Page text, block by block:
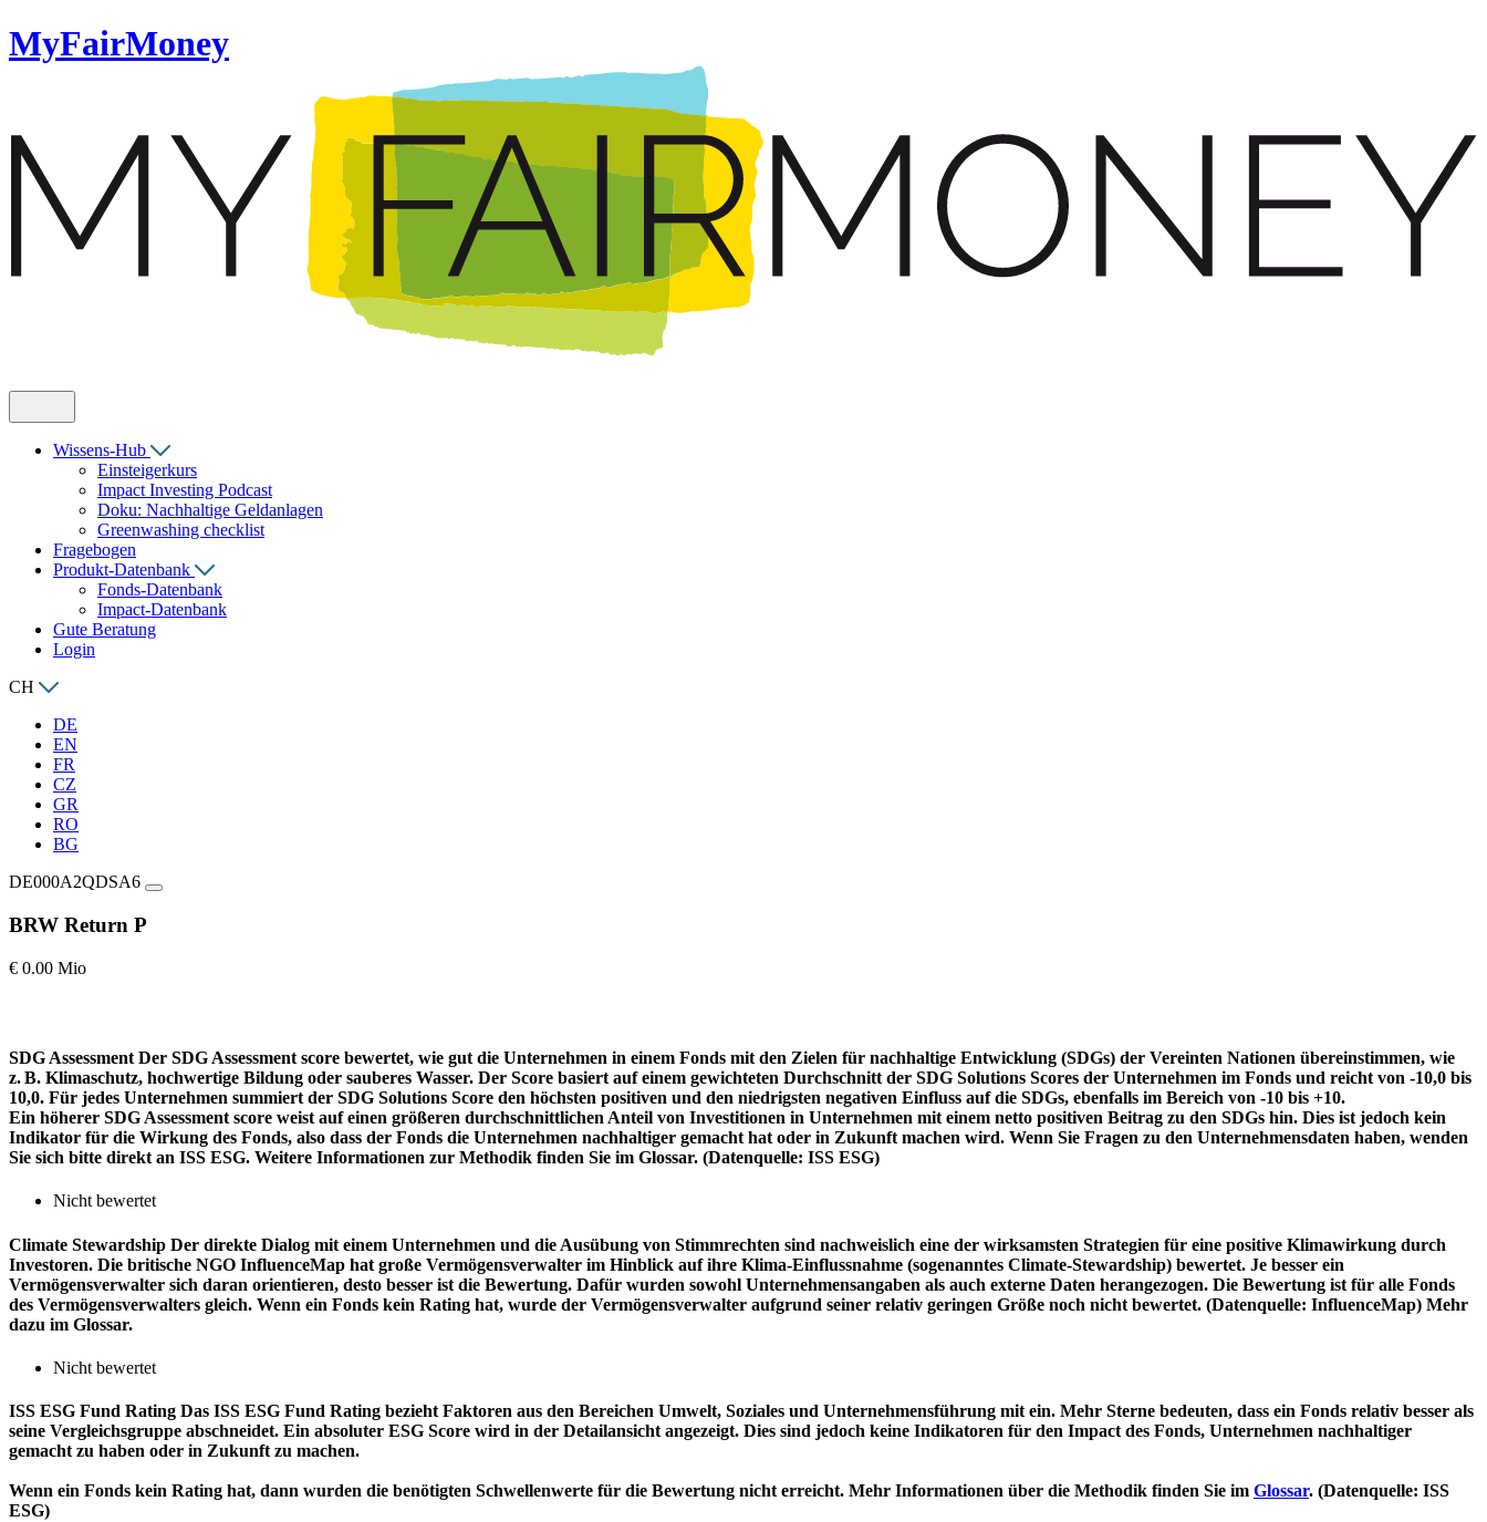
MyFairMoney
Wissens-Hub
Einsteigerkurs
Impact Investing Podcast
Doku: Nachhaltige Geldanlagen
Greenwashing checklist
Fragebogen
Produkt-Datenbank
Fonds-Datenbank
Impact-Datenbank
Gute Beratung
Login
CH
DE
EN
FR
CZ
GR
RO
BG
DE000A2QDSA6
BRW Return P
€ 0.00 Mio
SDG Assessment Der SDG Assessment score bewertet, wie gut die Unternehmen in einem Fonds mit den Zielen für nachhaltige Entwicklung (SDGs) der Vereinten Nationen übereinstimmen, wie
z. B. Klimaschutz, hochwertige Bildung oder sauberes Wasser. Der Score basiert auf einem gewichteten Durchschnitt der SDG Solutions Scores der Unternehmen im Fonds und reicht von -10,0 bis
10,0. Für jedes Unternehmen summiert der SDG Solutions Score den höchsten positiven und den niedrigsten negativen Einfluss auf die SDGs, ebenfalls im Bereich von -10 bis +10.
Ein höherer SDG Assessment score weist auf einen größeren durchschnittlichen Anteil von Investitionen in Unternehmen mit einem netto positiven Beitrag zu den SDGs hin. Dies ist jedoch kein
Indikator für die Wirkung des Fonds, also dass der Fonds die Unternehmen nachhaltiger gemacht hat oder in Zukunft machen wird. Wenn Sie Fragen zu den Unternehmensdaten haben, wenden
Sie sich bitte direkt an ISS ESG. Weitere Informationen zur Methodik finden Sie im Glossar. (Datenquelle: ISS ESG)
Nicht bewertet
Climate Stewardship Der direkte Dialog mit einem Unternehmen und die Ausübung von Stimmrechten sind nachweislich eine der wirksamsten Strategien für eine positive Klimawirkung durch
Investoren. Die britische NGO InfluenceMap hat große Vermögensverwalter im Hinblick auf ihre Klima-Einflussnahme (sogenanntes Climate-Stewardship) bewertet. Je besser ein
Vermögensverwalter sich daran orientieren, desto besser ist die Bewertung. Dafür wurden sowohl Unternehmensangaben als auch externe Daten herangezogen. Die Bewertung ist für alle Fonds
des Vermögensverwalters gleich. Wenn ein Fonds kein Rating hat, wurde der Vermögensverwalter aufgrund seiner relativ geringen Größe noch nicht bewertet. (Datenquelle: InfluenceMap) Mehr
dazu im Glossar.
Nicht bewertet
ISS ESG Fund Rating Das ISS ESG Fund Rating bezieht Faktoren aus den Bereichen Umwelt, Soziales und Unternehmensführung mit ein. Mehr Sterne bedeuten, dass ein Fonds relativ besser als
seine Vergleichsgruppe abschneidet. Ein absoluter ESG Score wird in der Detailansicht angezeigt. Dies sind jedoch keine Indikatoren für den Impact des Fonds, Unternehmen nachhaltiger
gemacht zu haben oder in Zukunft zu machen.
Wenn ein Fonds kein Rating hat, dann wurden die benötigten Schwellenwerte für die Bewertung nicht erreicht. Mehr Informationen über die Methodik finden Sie im Glossar. (Datenquelle: ISS
ESG)